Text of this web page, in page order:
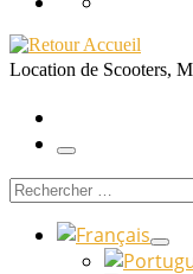
Location de Scooters,
Menu
Rechercher